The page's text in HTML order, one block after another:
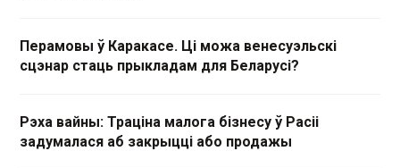
Перамовы ў Каракасе. Ці можа венесуэльскі
сцэнар стаць прыкладам для Беларусі?
Рэха вайны: Траціна малога бізнесу ў Расіі
задумалася аб закрыцці або продажы